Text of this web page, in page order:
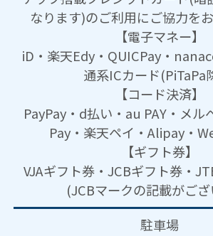
なります)のご利用にご協力をお
【電子マネー】
iD・楽天Edy・QUICPay・
通系ICカード(PiTaPa
【コード決済】
PayPay・d払い・au PAY・メル
Pay・楽天ペイ・Alipay・
【ギフト券】
VJAギフト券・JCBギフト券・
(JCBマークの記載がご
駐車場